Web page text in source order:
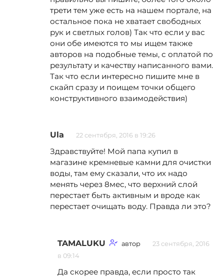
трети тем уже есть на нашем портале, на
остальное пока не хватает свободных
рук и светлых голов) Так что если у вас
они обе имеются то мы ищем также
авторов на подобные темы, с оплатой по
результату и качеству написанного вами.
Так что если интересно пишите мне в
скайп сразу и поищем точки общего
конструктивного взаимодействия)
Ula 22 сентября, 2016 в 19:26
Здравствуйте! Мой папа купил в
магазине кремневые камни для очистки
воды, там ему сказали, что их надо
менять через 8мес, что верхний слой
перестает быть активным и вроде как
перестает очищать воду. Правда ли это?
TAMALUKU автор
23 сентября, 2016
в 09:14
Да скорее правда, если просто так